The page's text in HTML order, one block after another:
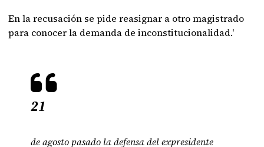
En la recusación se pide reasignar a otro magistrado
para conocer la demanda de inconstitucionalidad.'
21
de agosto pasado la defensa del expresidente